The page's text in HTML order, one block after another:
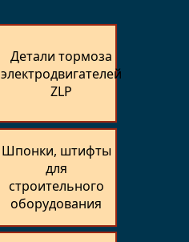
Детали тормоза
электродвигателей
ZLP
Шпонки, штифты
для
строительного
оборудования